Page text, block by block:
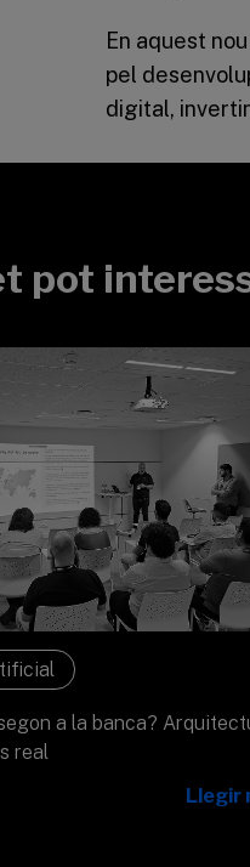
En aquest
pel
digital,
pot
a la banca?
real
Llegir